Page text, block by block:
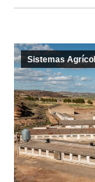
Sistemas